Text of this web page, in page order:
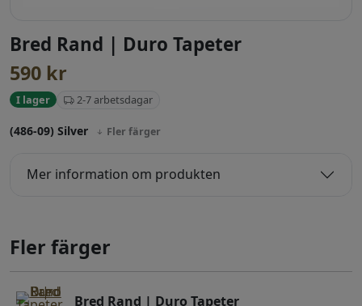
Bred Rand | Duro Tapeter
590 kr
I lager 2-7 arbetsdagar
(486-09) Silver Fler färger
Mer information om produkten
Fler färger
Bred Rand | Duro Tapeter